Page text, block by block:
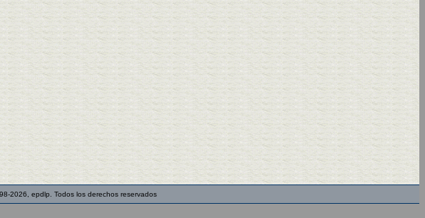
2026, epdlp. Todos los derechos reservados